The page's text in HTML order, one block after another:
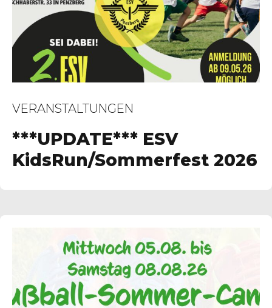
VERANSTALTUNGEN
***UPDATE*** ESV
KidsRun/Sommerfest 2026